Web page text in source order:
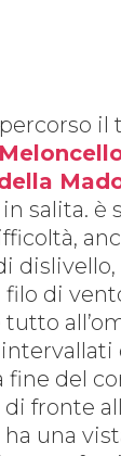
il
salita. è
di
fine del
fronte
una